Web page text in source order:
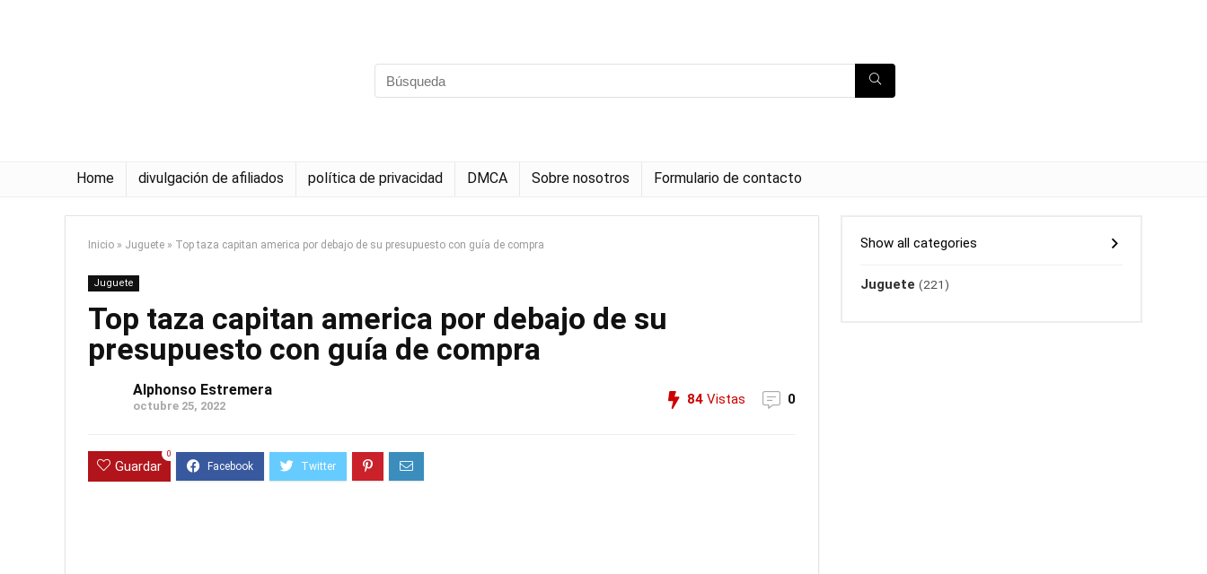
Home divulgación de afiliados política de privacidad DMCA Sobre nosotros Formulario de contacto
Inicio » Juguete » Top taza capitan america por debajo de su presupuesto con guía de compra
Juguete
Top taza capitan america por debajo de su
presupuesto con guía de compra
Alphonso Estremera
octubre 25, 2022 84 Vistas 0
Guardar
0
Show all categories
Juguete (221)